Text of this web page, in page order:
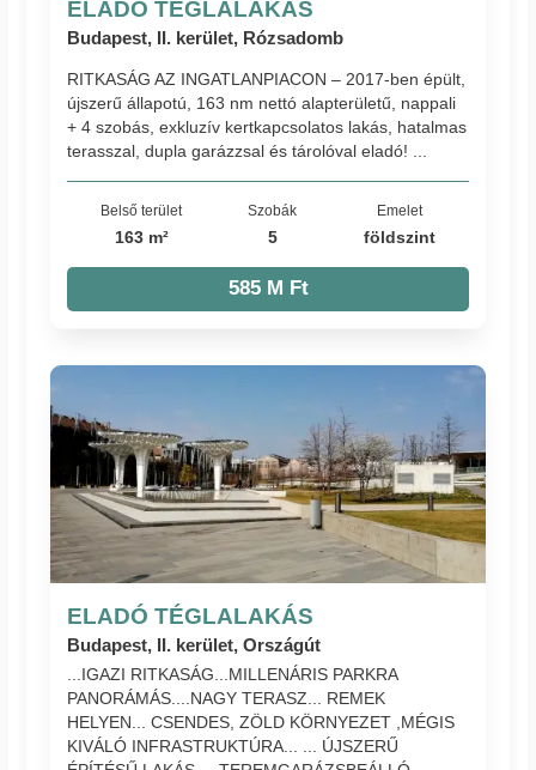
ELADÓ TÉGLALAKÁS
Budapest, II. kerület, Rózsadomb
RITKASÁG AZ INGATLANPIACON – 2017-ben épült,
újszerű állapotú, 163 nm nettó alapterületű, nappali
+ 4 szobás, exkluzív kertkapcsolatos lakás, hatalmas
terasszal, dupla garázzsal és tárolóval eladó! ...
Belső terület
163 m²
Szobák
5
Emelet
földszint
585 M Ft
ELADÓ TÉGLALAKÁS
Budapest, II. kerület, Országút
...IGAZI RITKASÁG...MILLENÁRIS PARKRA
PANORÁMÁS....NAGY TERASZ... REMEK
HELYEN... CSENDES, ZÖLD KÖRNYEZET ,MÉGIS
KIVÁLÓ INFRASTRUKTÚRA... ... ÚJSZERŰ